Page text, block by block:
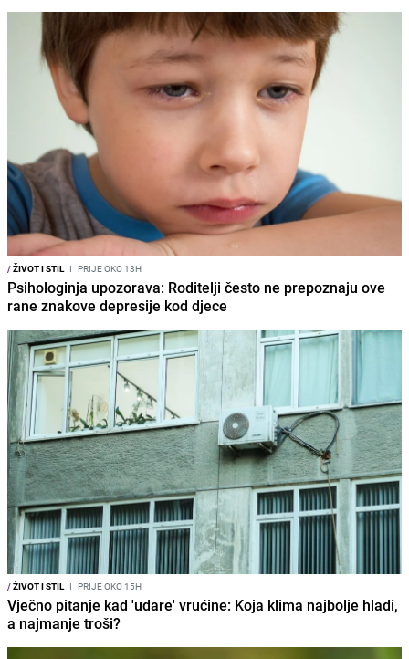
/ŽIVOT I STIL I PRIJE OKO 13H
Psihologinja upozorava: Roditelji često ne prepoznaju ove
rane znakove depresije kod djece
/ŽIVOT I STIL I PRIJE OKO 15H
Vječno pitanje kad 'udare' vrućine: Koja klima najbolje hladi,
a najmanje troši?